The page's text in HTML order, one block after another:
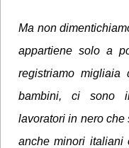
Ma non
appartiene solo a
registriamo
bambini, ci sono
lavoratori in nero che
anche minori